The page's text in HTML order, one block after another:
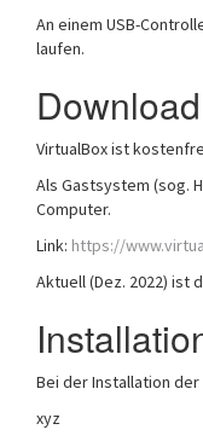
An einem USB-
laufen.
VirtualBox ist
Als Gastsystem (sog.
Computer.
Link: https://
Aktuell (Dez. 2022) ist
Bei der Installation
xyz